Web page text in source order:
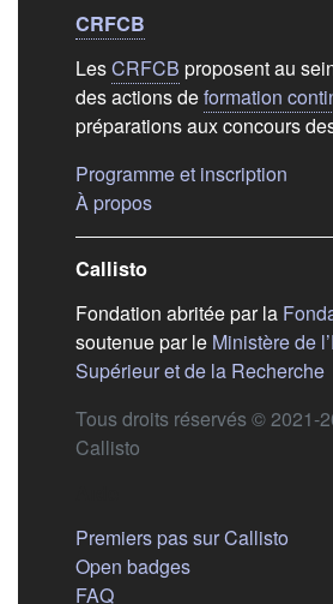
Liens de
CRFCB
LesCRFCB proposent au
des actions deformation
préparations aux concours
Programme et inscription
À propos(s'ouvre dans un
Callisto
Fondation abritée par la
soutenue par le Ministère de
Supérieur et de la Recherche
Tous droits réservés © 2021-
Callisto
Premiers pas sur Callisto
Open badges
FAQ